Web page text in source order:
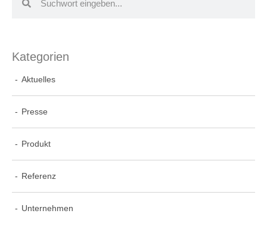
Kategorien
Aktuelles
Presse
Produkt
Referenz
Unternehmen